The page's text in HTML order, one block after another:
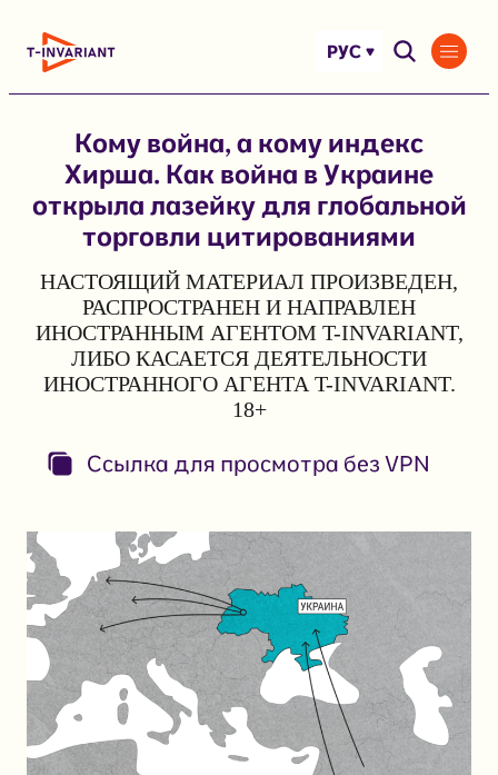
РУС
Кому война, а кому индекс
Хирша. Как война в Украине
открыла лазейку для глобальной
торговли цитированиями
НАСТОЯЩИЙ МАТЕРИАЛ ПРОИЗВЕДЕН,
РАСПРОСТРАНЕН И НАПРАВЛЕН
ИНОСТРАННЫМ АГЕНТОМ T-INVARIANT,
ЛИБО КАСАЕТСЯ ДЕЯТЕЛЬНОСТИ
ИНОСТРАННОГО АГЕНТА T-INVARIANT.
18+
Ссылка для просмотра без VPN